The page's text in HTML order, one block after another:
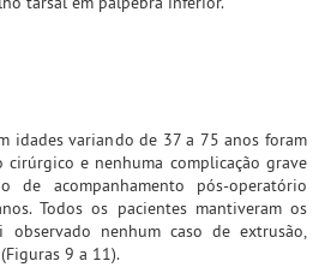
idades variando de 37 a 75 anos foram
e nenhuma complicação grave
de acompanhamento pós-operatório
Todos os pacientes mantiveram os
nenhum caso de extrusão,
9 a 11).